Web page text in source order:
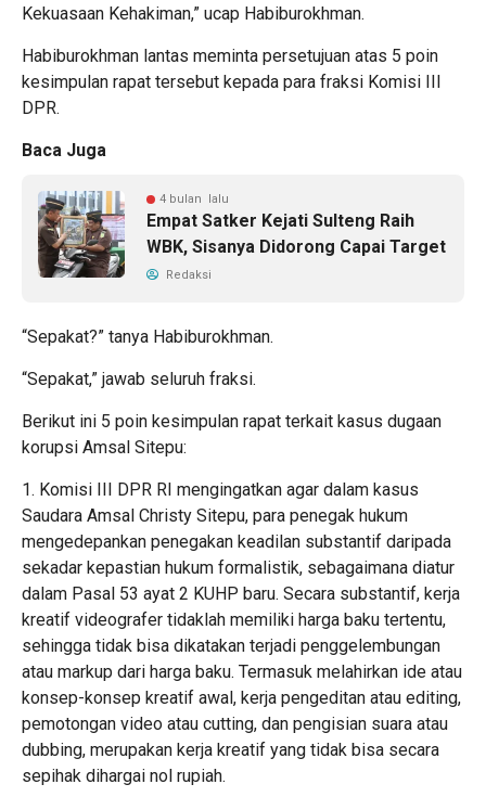
Kekuasaan Kehakiman,” ucap Habiburokhman.
Habiburokhman lantas meminta persetujuan atas 5 poin
kesimpulan rapat tersebut kepada para fraksi Komisi III
DPR.
Baca Juga
4 bulan lalu
Empat Satker Kejati Sulteng Raih
WBK, Sisanya Didorong Capai Target
Redaksi
“Sepakat?” tanya Habiburokhman.
“Sepakat,” jawab seluruh fraksi.
Berikut ini 5 poin kesimpulan rapat terkait kasus dugaan
korupsi Amsal Sitepu:
1. Komisi III DPR RI mengingatkan agar dalam kasus
Saudara Amsal Christy Sitepu, para penegak hukum
mengedepankan penegakan keadilan substantif daripada
sekadar kepastian hukum formalistik, sebagaimana diatur
dalam Pasal 53 ayat 2 KUHP baru. Secara substantif, kerja
kreatif videografer tidaklah memiliki harga baku tertentu,
sehingga tidak bisa dikatakan terjadi penggelembungan
atau markup dari harga baku. Termasuk melahirkan ide atau
konsep-konsep kreatif awal, kerja pengeditan atau editing,
pemotongan video atau cutting, dan pengisian suara atau
dubbing, merupakan kerja kreatif yang tidak bisa secara
sepihak dihargai nol rupiah.